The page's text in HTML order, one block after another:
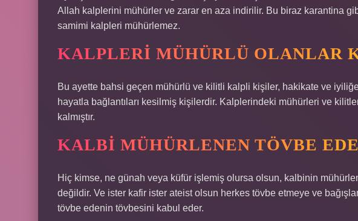
Allah kalplerini mühürler ve zarar en aza indirilir. Bu biraz karantina
samimi kalpleri mühürlemez.
KALPLERI MÜHÜRLÜ OLANLAR
Bu ayette bahsi geçen mühürlü ve kilitli kalpli kişiler, hakikate ve
hayatla bağlantıları kesilmiş kişilerdir. Kalplerindeki mühürleri ve
kalmıştır.
KALBI MÜHÜRLENEN TÖVBE
Hiç kimse, ne günah veya küfür işlemiş olursa olsun, kalbinin
değildir. Ve ister kafir ister ateist olsun herkes tövbe etmeye ve
tövbe edenin tövbesini kabul eder.